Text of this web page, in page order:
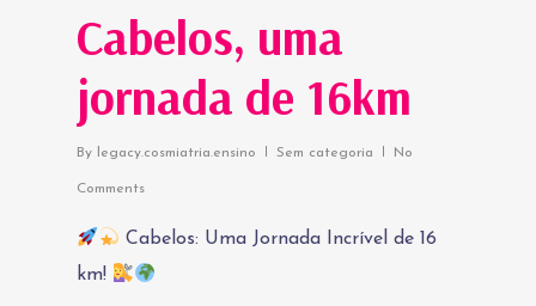
Cabelos, uma
jornada de 16km
By legacy.cosmiatria.ensino Sem categoria No
Comments
Cabelos: Uma Jornada Incrível de 16
km!